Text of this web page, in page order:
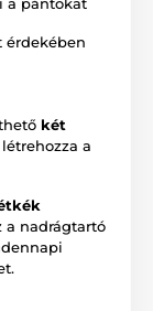
érdekében
két
a
a nadrágtartó